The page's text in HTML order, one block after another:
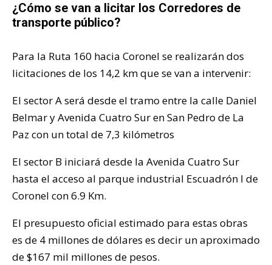
¿Cómo se van a licitar los Corredores de
transporte público?
Para la Ruta 160 hacia Coronel se realizarán dos
licitaciones de los 14,2 km que se van a intervenir:
El sector A será desde el tramo entre la calle Daniel
Belmar y Avenida Cuatro Sur en San Pedro de La
Paz con un total de 7,3 kilómetros
El sector B iniciará desde la Avenida Cuatro Sur
hasta el acceso al parque industrial Escuadrón I de
Coronel con 6.9 Km.
El presupuesto oficial estimado para estas obras
es de 4 millones de dólares es decir un aproximado
de $167 mil millones de pesos.